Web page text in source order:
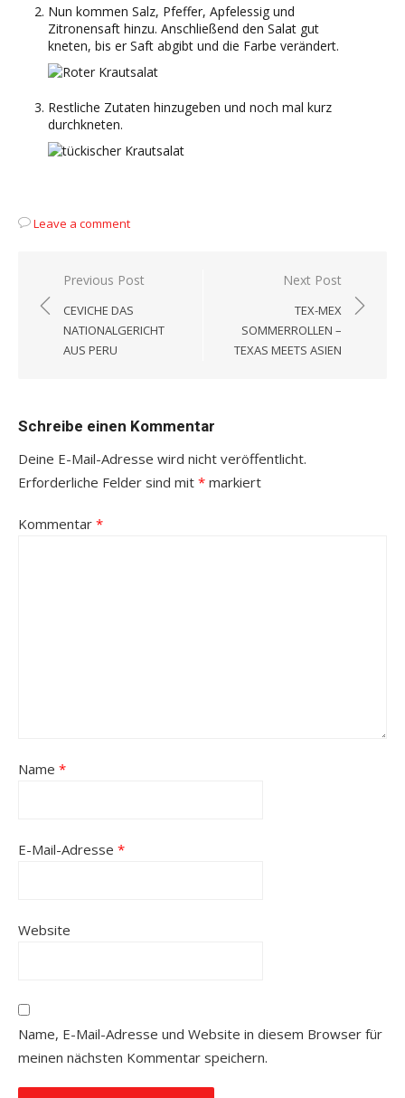
Nun kommen Salz, Pfeffer, Apfelessig und
Zitronensaft hinzu. Anschließend den Salat gut
kneten, bis er Saft abgibt und die Farbe verändert.
Restliche Zutaten hinzugeben und noch mal kurz
durchkneten.
Leave a comment
Beitragsnavigation
Previous Post
CEVICHE DAS
NATIONALGERICHT
AUS PERU
Next Post
TEX-MEX
SOMMERROLLEN –
TEXAS MEETS ASIEN
Schreibe einen Kommentar
Deine E-Mail-Adresse wird nicht veröffentlicht.
Erforderliche Felder sind mit * markiert
Kommentar *
Name *
E-Mail-Adresse *
Website
Name, E-Mail-Adresse und Website in diesem Browser für
meinen nächsten Kommentar speichern.